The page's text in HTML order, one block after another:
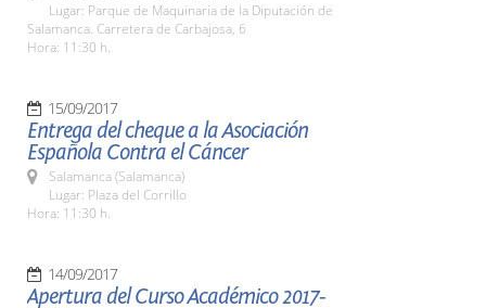
Lugar: Parque de Maquinaria de la Diputación de
Salamanca. Carretera de Carbajosa, 6
Hora: 11:30 h.
15/09/2017
Entrega del cheque a la Asociación
Española Contra el Cáncer
Salamanca (Salamanca)
Lugar: Plaza del Corrillo
Hora: 11:30 h.
14/09/2017
Apertura del Curso Académico 2017-